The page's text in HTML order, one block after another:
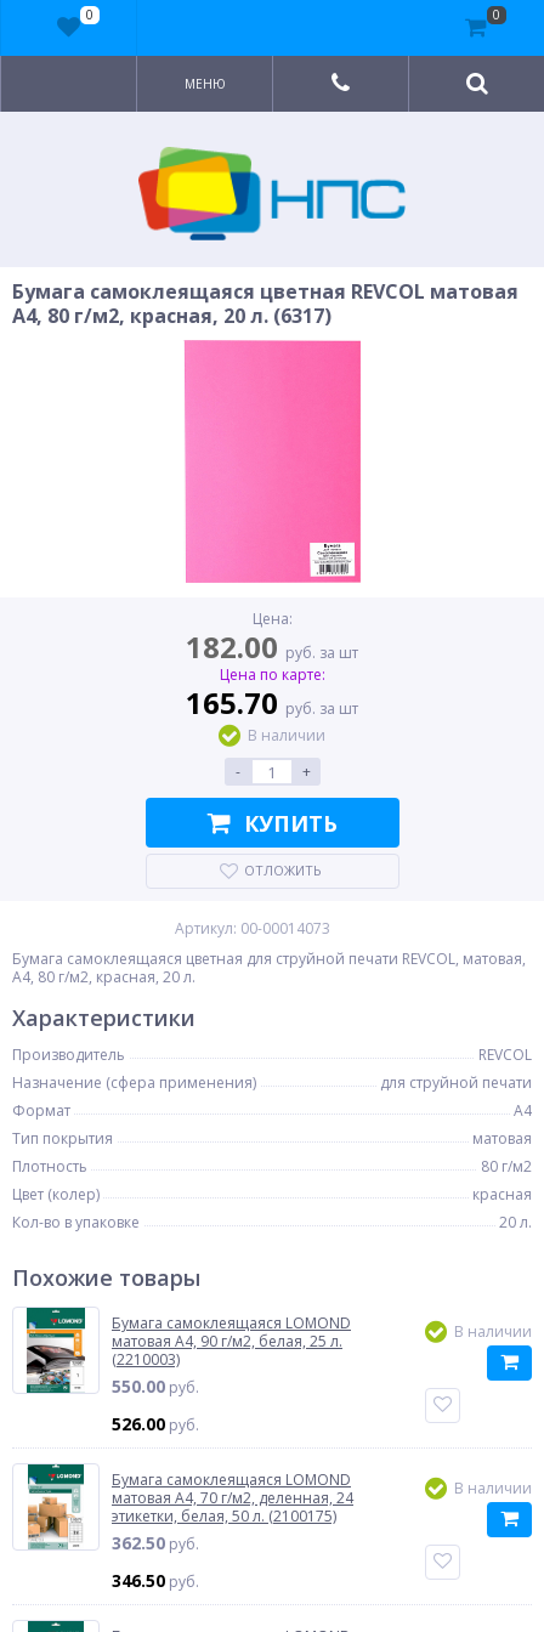
МЕНЮ
Бумага самоклеящаяся цветная REVCOL матовая
A4, 80 г/м2, красная, 20 л. (6317)
Цена:
182.00 руб. за шт
Цена по карте:
165.70 руб. за шт
В наличии
-
+
КУПИТЬ
ОТЛОЖИТЬ
Артикул: 00-00014073
Бумага самоклеящаяся цветная для струйной печати REVCOL, матовая,
A4, 80 г/м2, красная, 20 л.
Характеристики
Производитель
REVCOL
Назначение (сфера применения)
для струйной печати
Формат
A4
Тип покрытия
матовая
Плотность
80 г/м2
Цвет (колер)
красная
Кол-во в упаковке
20 л.
Похожие товары
Бумага самоклеящаяся LOMOND
матовая A4, 90 г/м2, белая, 25 л.
(2210003)
550.00 руб.
526.00 руб.
В наличии
Бумага самоклеящаяся LOMOND
матовая A4, 70 г/м2, деленная, 24
этикетки, белая, 50 л. (2100175)
362.50 руб.
346.50 руб.
В наличии
0 0